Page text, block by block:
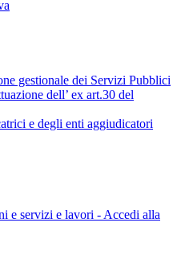
gestionale dei Servizi Pubblici
dell’ ex art.30 del
e degli enti aggiudicatori
e servizi e lavori - Accedi alla